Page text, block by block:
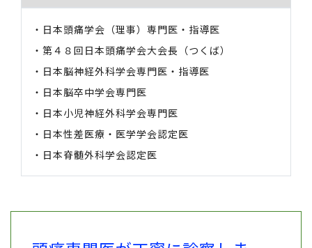
・日本頭痛学会（理事）専門医・指導医
・第４８回日本頭痛学会大会長（つくば）
・日本脳神経外科学会専門医・指導医
・日本脳卒中学会専門医
・日本小児神経外科学会専門医
・日本性差医療・医学学会認定医
・日本脊髄外科学会認定医